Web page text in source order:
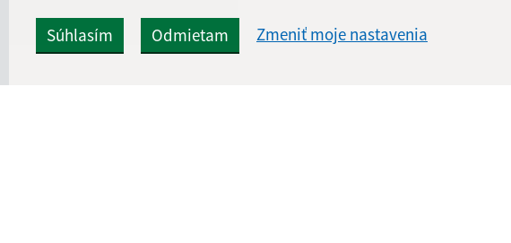
Súhlasím Odmietam Zmeniť moje nastavenia